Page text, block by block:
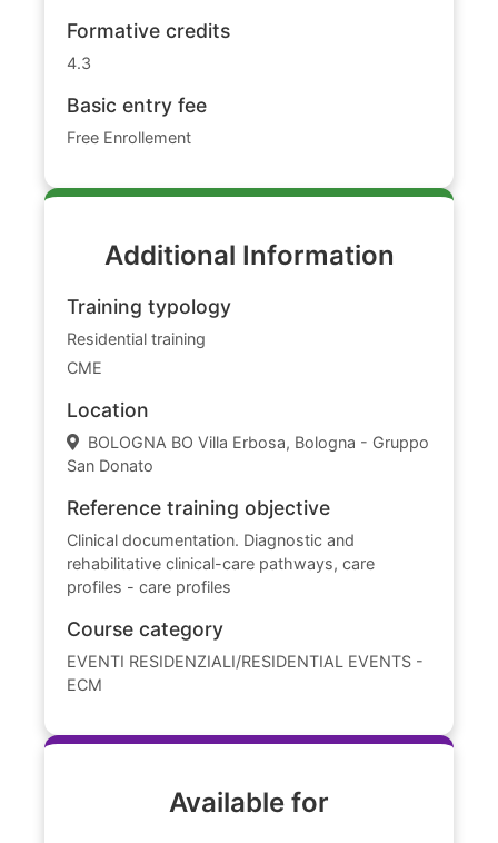
Formative credits
4.3
Basic entry fee
Free Enrollement
Additional Information
Training typology
Residential training
CME
Location
BOLOGNA BO Villa Erbosa, Bologna - Gruppo
San Donato
Reference training objective
Clinical documentation. Diagnostic and
rehabilitative clinical-care pathways, care
profiles - care profiles
Course category
EVENTI RESIDENZIALI/RESIDENTIAL EVENTS -
ECM
Available for